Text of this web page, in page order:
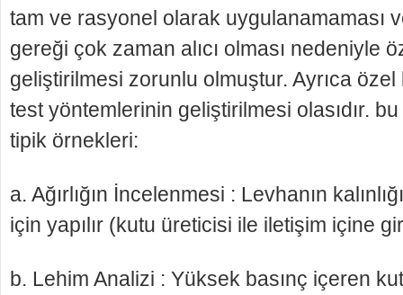
tam ve rasyonel olarak uygulanamaması
gereği çok zaman alıcı olması nedeniyle
geliştirilmesi zorunlu olmuştur. Ayrıca
test yöntemlerinin geliştirilmesi olasıdır.
tipik örnekleri:
a. Ağırlığın İncelenmesi : Levhanın
için yapılır (kutu üreticisi ile iletişim içine
b. Lehim Analizi : Yüksek basınç içeren